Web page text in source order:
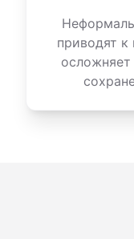
приводят к